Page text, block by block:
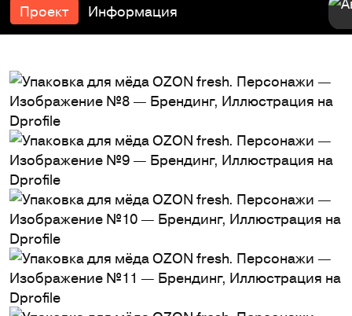
Проект Информация